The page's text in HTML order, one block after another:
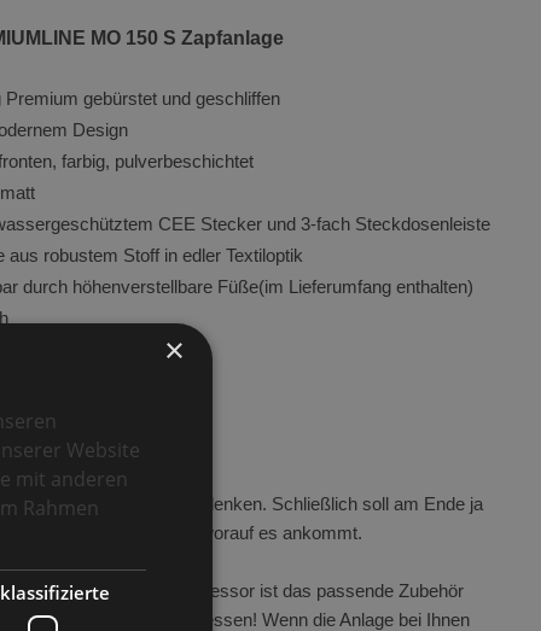
null
MO 150 S Zapfanlage
gebürstet und geschliffen
Design
farbig, pulverbeschichtet
CEE Stecker und 3-fach Steckdosenleiste
robustem Stoff in edler Textiloptik
durch höhenverstellbare Füße(im Lieferumfang enthalten)
für den Außenbereich
ist vieles zu bedenken. Schließlich soll am Ende ja
Erfahrung wissen wir worauf es ankommt.
TE-25-1-K mit Luftkompressor ist das passende Zubehör
können Sie nichts vergessen! Wenn die Anlage bei Ihnen
×
Website
mit anderen
Rahmen